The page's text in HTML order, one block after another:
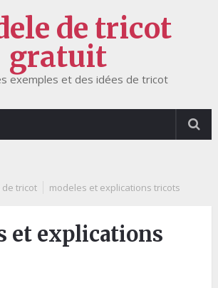
de tricot
gratuit
exemples et des idées de tricot
tricot modeles et explications tricots
et explications